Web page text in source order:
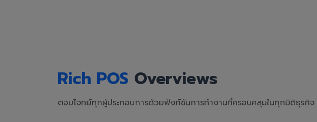
Rich POS Overviews
ตอบโจทย์ทุกผู้ประกอบการด้วยฟังก์ชันการทำงานที่ครอบคลุมในทุกมิติธุรกิจ